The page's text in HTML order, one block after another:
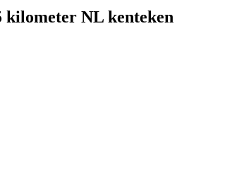
kilometer NL kenteken